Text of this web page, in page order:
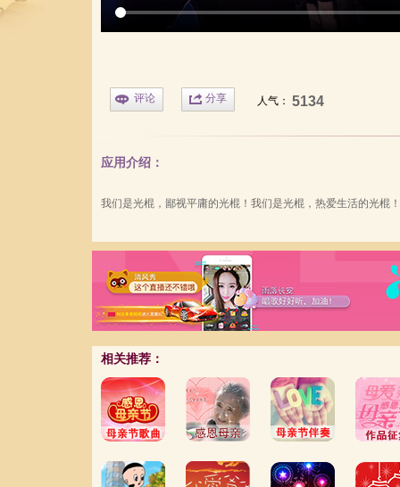
评论 分享 人气： 5134
应用介绍：
我们是光棍，鄙视平庸的光棍！我们是光棍，热爱生活的光棍
相关推荐：